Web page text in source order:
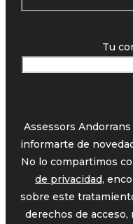
Tu
Assessors Andorrans
informarte de
No lo compartimos
de privacidad,
sobre este
derechos de